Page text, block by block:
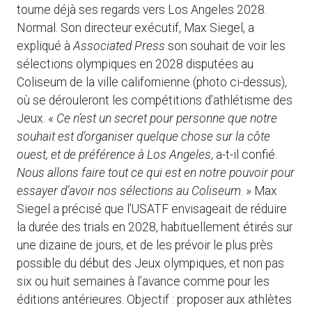
tourne déjà ses regards vers Los Angeles 2028.
Normal. Son directeur exécutif, Max Siegel, a
expliqué àAssociated Press son souhait de voir les
sélections olympiques en 2028 disputées au
Coliseum de la ville californienne (photo ci-dessus),
où se dérouleront les compétitions d’athlétisme des
Jeux. « Ce n’est un secret pour personne que notre
souhait est d’organiser quelque chose sur la côte
ouest, et de préférence à Los Angeles, a-t-il confié.
Nous allons faire tout ce qui est en notre pouvoir pour
essayer d’avoir nos sélections au Coliseum. » Max
Siegel a précisé que l’USATF envisageait de réduire
la durée des trials en 2028, habituellement étirés sur
une dizaine de jours, et de les prévoir le plus près
possible du début des Jeux olympiques, et non pas
six ou huit semaines à l’avance comme pour les
éditions antérieures. Objectif : proposer aux athlètes